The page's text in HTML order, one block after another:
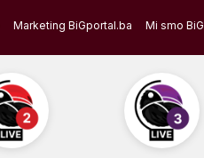
Marketing BiGportal.ba Mi smo BiG